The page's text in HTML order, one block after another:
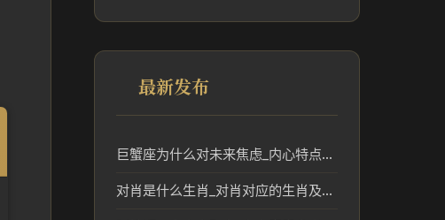
最新发布
巨蟹座为什么对未来焦虑_内心特点解析
对肖是什么生肖_对肖对应的生肖及其文化解读